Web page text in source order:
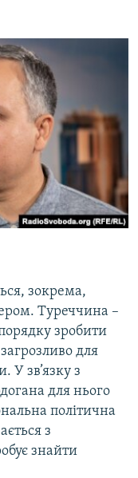
зокрема,
Туреччина –
зробити
для
У зв’язку з
для нього
політична
з
знайти